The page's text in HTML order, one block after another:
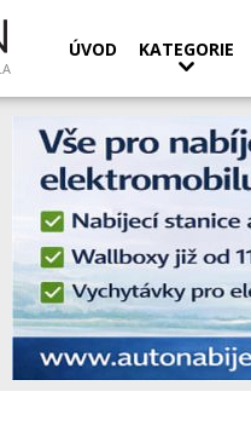
ÚVOD KATEGORIE